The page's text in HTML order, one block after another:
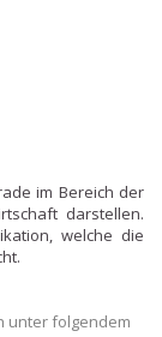
im Bereich der
darstellen.
welche die
unter folgendem